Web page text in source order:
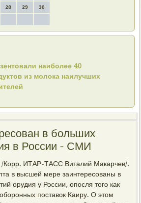
28 29 30
наиболее 40
из молока наилучших
в больших
в России - СМИ
Корр. ИТАР-ТАСС Виталий Макарчев/.
в высшей мере заинтересованы в
орудия у России, опосля того как
поставок Каиру. О этом